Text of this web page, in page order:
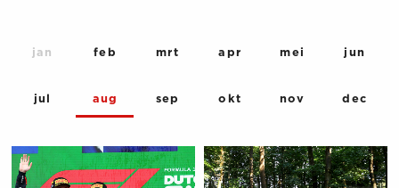
jan feb mrt apr mei jun
jul aug sep okt nov dec